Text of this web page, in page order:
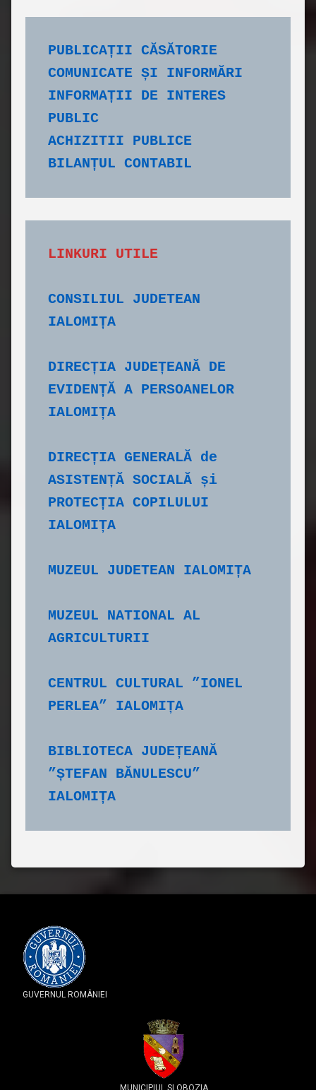
PUBLICAȚII CĂSĂTORIE
COMUNICATE ȘI INFORMĂRI
INFORMAȚII DE INTERES
PUBLIC
ACHIZITII PUBLICE
BILANȚUL CONTABIL
CONSILIUL JUDETEAN
IALOMIȚA
DIRECȚIA JUDEȚEANĂ DE
EVIDENȚĂ A PERSOANELOR
IALOMIȚA
DIRECȚIA GENERALĂ de
ASISTENȚĂ SOCIALĂ și
PROTECȚIA COPILULUI
IALOMIȚA
MUZEUL JUDETEAN IALOMIȚA
MUZEUL NATIONAL AL
AGRICULTURII
CENTRUL CULTURAL ”IONEL
PERLEA” IALOMIȚA
BIBLIOTECA JUDEȚEANĂ
”ȘTEFAN BĂNULESCU”
IALOMIȚA
GUVERNUL ROMÂNIEI
MUNICIPIUL SLOBOZIA